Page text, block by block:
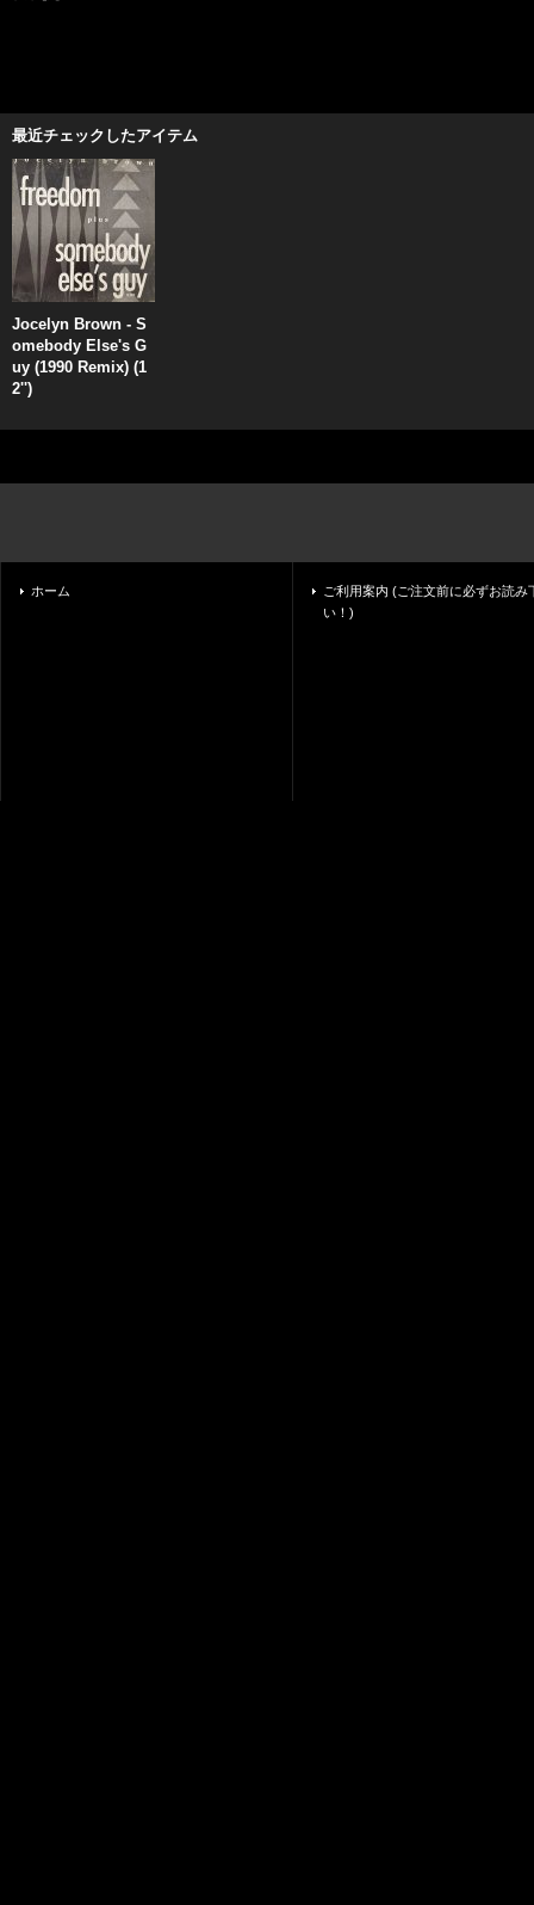
最近チェックしたアイテム
Jocelyn Brown - S
omebody Else's G
uy (1990 Remix) (1
2'')
ホーム
ご利用案内 (ご注文前に必ずお読み
い！)